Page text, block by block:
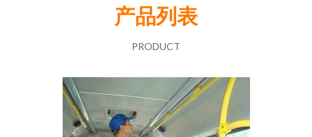
产品列表
PRODUCT